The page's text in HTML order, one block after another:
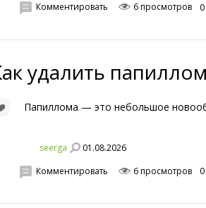
Комментировать 6 просмотров 0
удалить
Папиллома — это небольшое
seerga 01.08.2026
Комментировать 6 просмотров 0